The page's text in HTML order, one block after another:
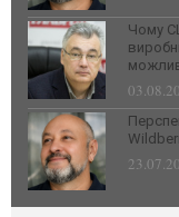
Чому